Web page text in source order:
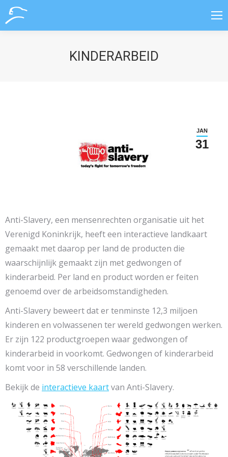
KINDERARBEID
JAN
31
Anti-Slavery, een mensenrechten organisatie uit het
Verenigd Koninkrijk, heeft een interactieve landkaart
gemaakt met daarop per land de producten die
waarschijnlijk gemaakt zijn met gedwongen of
kinderarbeid. Per land en product worden er feiten
genoemd over de arbeidsomstandigheden.
Anti-Slavery beweert dat er tenminste 12,3 miljoen
kinderen en volwassenen ter wereld gedwongen werken.
Er zijn 122 productgroepen waar gedwongen of
kinderarbeid in voorkomt. Gedwongen of kinderarbeid
komt voor in 58 verschillende landen.
Bekijk de interactieve kaartvan Anti-Slavery.